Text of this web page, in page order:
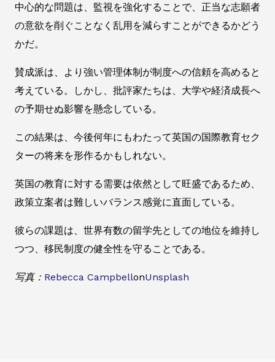
中心的な問題は、監視を強化することで、正当な志願者
の意欲を削ぐことなく乱用を減らすことができるかどう
かだ。
賛成派は、より強い管理体制が制度への信頼を高めると
考えている。しかし、批評家たちは、大学や経済成長へ
の予期せぬ影響を懸念している。
この結果は、今後何年にもわたって英国の国際教育セク
ターの将来を形作るかもしれない。
英国の教育に対する需要は依然として旺盛であるため、
政策立案者は難しいバランス感覚に直面している。
彼らの課題は、世界有数の留学先としての地位を維持し
つつ、移民制度の健全性を守ることである。
写真： Rebecca CampbellonUnsplash